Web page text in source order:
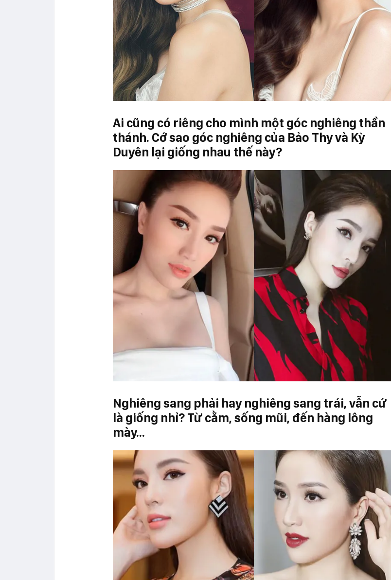
Ai cũng có riêng cho mình một góc nghiêng thần
thánh. Cớ sao góc nghiêng của Bảo Thy và Kỳ
Duyên lại giống nhau thế này?
Nghiêng sang phải hay nghiêng sang trái, vẫn cứ
là giống nhỉ? Từ cằm, sống mũi, đến hàng lông
mày...